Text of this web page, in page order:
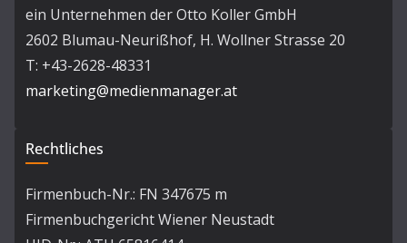
ein Unternehmen der Otto Koller GmbH
2602 Blumau-Neurißhof, H. Wollner Strasse 20
T: +43-2628-48331
marketing@medienmanager.at
Rechtliches
Firmenbuch-Nr.: FN 347675 m
Firmenbuchgericht Wiener Neustadt